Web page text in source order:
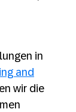
in
and
wir die